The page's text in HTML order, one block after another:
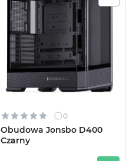
0
Obudowa Jonsbo D400
Czarny